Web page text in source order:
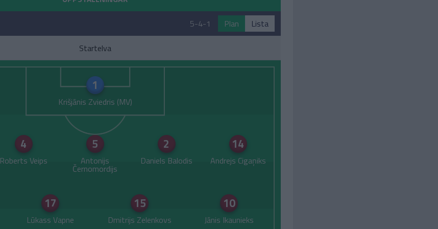
5-4-1 Plan
Lista
Startelva
1
Krišjānis Zviedris
4
Roberts Veips
5
Antonijs
Černomordijs
2
Daniels Balodis
14
Andrejs Cigaņiks
17
Lūkass Vapne
15
Dmitrijs Zelenkovs
10
Jānis Ikaunieks